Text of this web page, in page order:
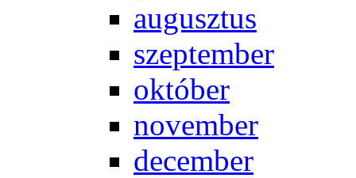
au­gusz­tus
szep­tem­ber
ok­tó­ber
no­vem­ber
de­cem­ber